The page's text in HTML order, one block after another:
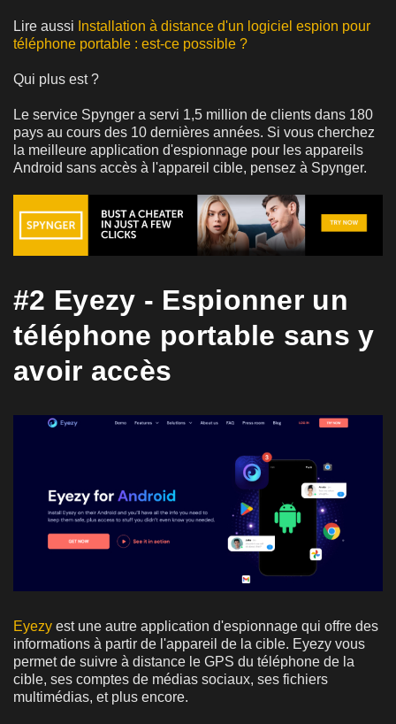
Lire aussi Installation à distance d'un logiciel espion pour
téléphone portable : est-ce possible ?
Qui plus est ?
Le service Spynger a servi 1,5 million de clients dans 180
pays au cours des 10 dernières années. Si vous cherchez
la meilleure application d'espionnage pour les appareils
Android sans accès à l'appareil cible, pensez à Spynger.
#2 Eyezy - Espionner un
téléphone portable sans y
avoir accès
Eyezy est une autre application d'espionnage qui offre des
informations à partir de l'appareil de la cible. Eyezy vous
permet de suivre à distance le GPS du téléphone de la
cible, ses comptes de médias sociaux, ses fichiers
multimédias, et plus encore.